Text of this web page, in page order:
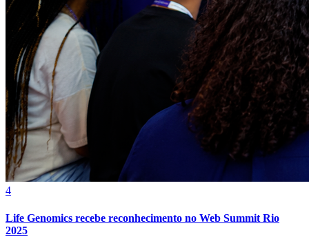
Fortaleza
4
Life Genomics recebe reconhecimento no Web Summit Rio
2025